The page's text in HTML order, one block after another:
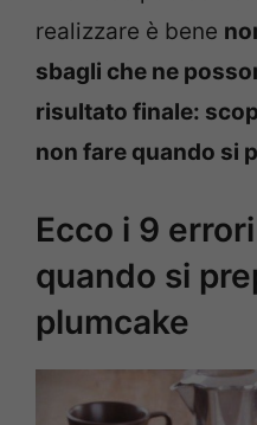
realizzare è bene
sbagli che ne
risultato finale:
non fare quando si
Ecco i 9
quando si
plumcake